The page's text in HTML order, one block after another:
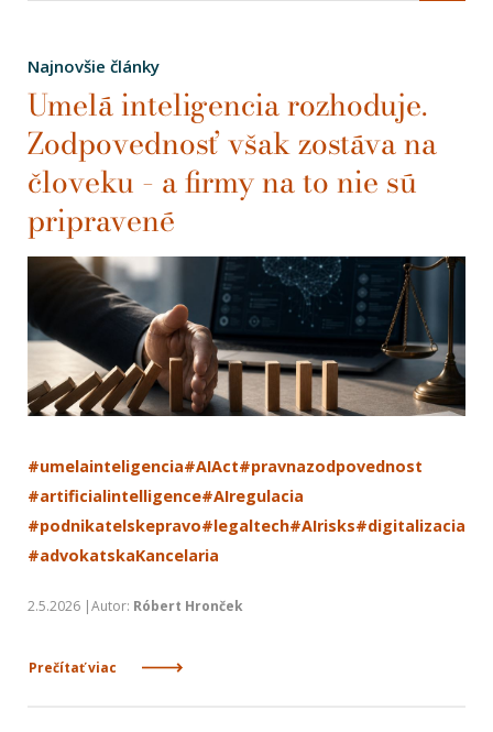
Najnovšie články
Umelá inteligencia rozhoduje.
Zodpovednosť však zostáva na
človeku – a firmy na to nie sú
pripravené
#umelainteligencia#AIAct#pravnazodpovednost
#artificialintelligence#AIregulacia
#podnikatelskepravo#legaltech#AIrisks#digitalizacia
#advokatskaKancelaria
2.5.2026 |Autor: Róbert Hronček
Prečítať viac